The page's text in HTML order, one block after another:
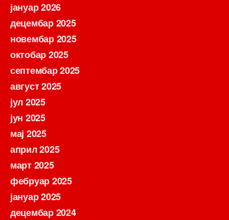
јануар 2026
децембар 2025
новембар 2025
октобар 2025
септембар 2025
август 2025
јул 2025
јун 2025
мај 2025
април 2025
март 2025
фебруар 2025
јануар 2025
децембар 2024